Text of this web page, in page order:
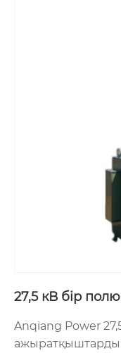
табылады. ZW32
ажыратқыш
номиналды
ZW7 жоғары
және 24КВ
теңшелген;
66КВ, 126КВ,
деңгейлерімен
ажыратқыш
27,5 кВ бір
Anqiang Power
ажыратқыштардың